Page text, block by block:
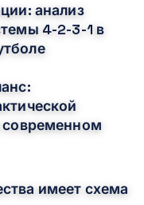
анализ
4-2-3-1 в
имеет схема